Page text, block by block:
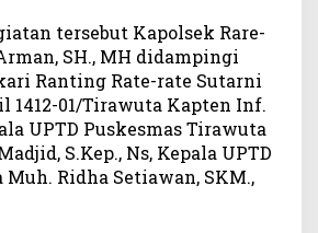
r
t
e
G
e
l
a
tersebut Kapolsek Rare-
SH., MH didampingi
Ranting Rate-rate Sutarni
1412-01/Tirawuta Kapten Inf.
UPTD Puskesmas Tirawuta
S.Kep., Ns, Kepala UPTD
Muh. Ridha Setiawan, SKM.,